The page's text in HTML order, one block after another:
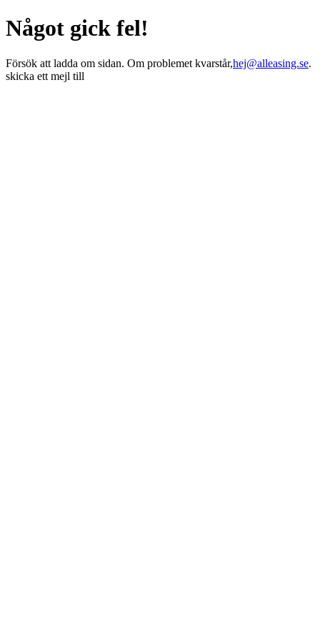
Något gick fel!
Försök att ladda om sidan. Om problemet kvarstår,hej@alleasing.se.
skicka ett mejl till